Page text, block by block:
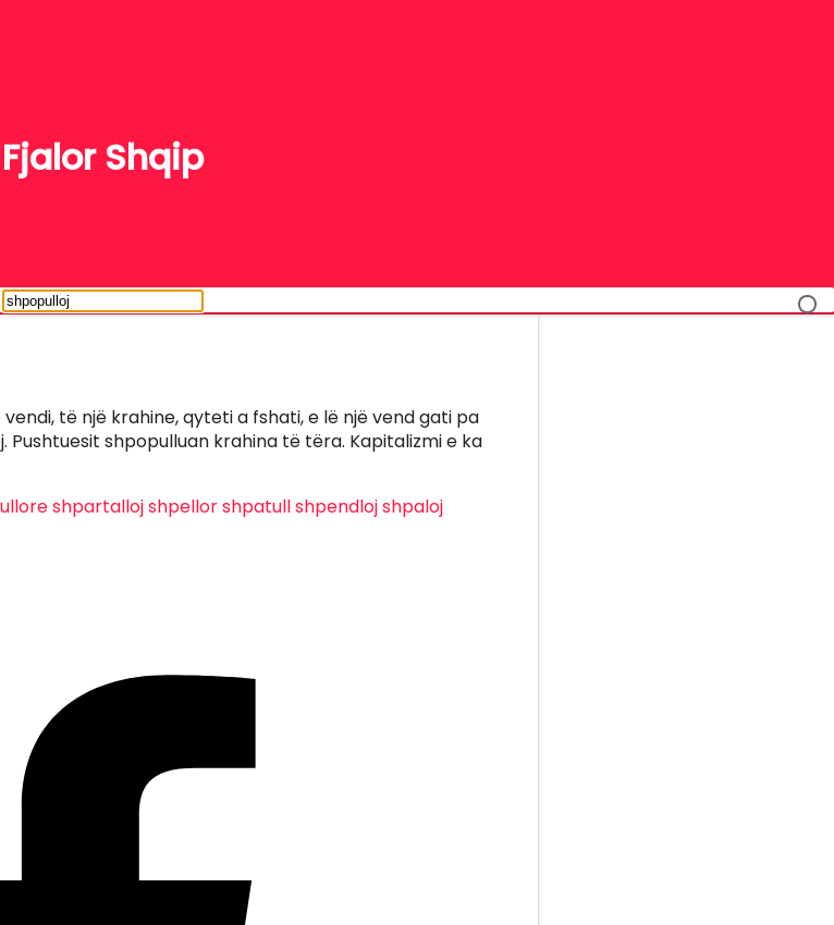
Fjalor Shqip
të një krahine, qyteti a fshati, e lë një vend gati pa
Pushtuesit shpopulluan krahina të tëra. Kapitalizmi e ka
shpartallojshpellorshpatullshpendlojshpaloj